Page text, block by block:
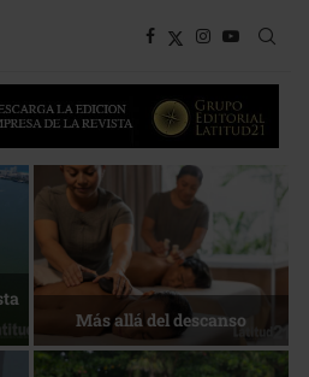
Energía que Impulsa la
competitividad